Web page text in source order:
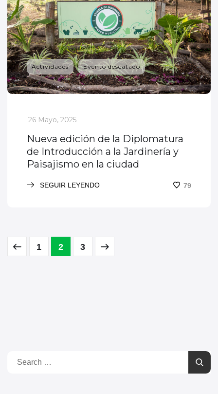
Actividades Evento descatado
_
26 Mayo, 2025
Nueva edición de la Diplomatura
de Introducción a la Jardinería y
Paisajismo en la ciudad
SEGUIR LEYENDO 79
1 2 3